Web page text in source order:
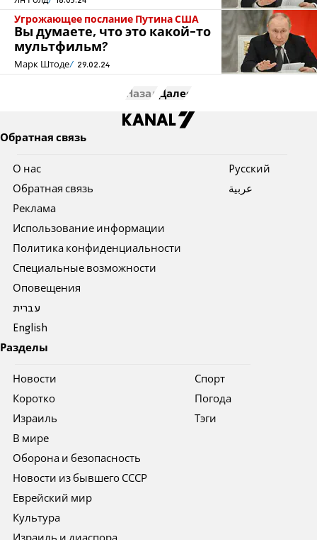
Угрожающее послание Путина США
Вы думаете, что это какой-то
мультфильм?
Марк Штоде 29.02.24
Назад Далее
Обратная связь
О нас
Обратная связь
Реклама
Использование информации
Политика конфиденциальности
Специальные возможности
Оповещения
עברית
English
Pусский
عربية
Разделы
Новости
Коротко
Израиль
В мире
Оборона и безопасность
Новости из бывшего СССР
Еврейский мир
Культура
Спорт
Погода
Тэги